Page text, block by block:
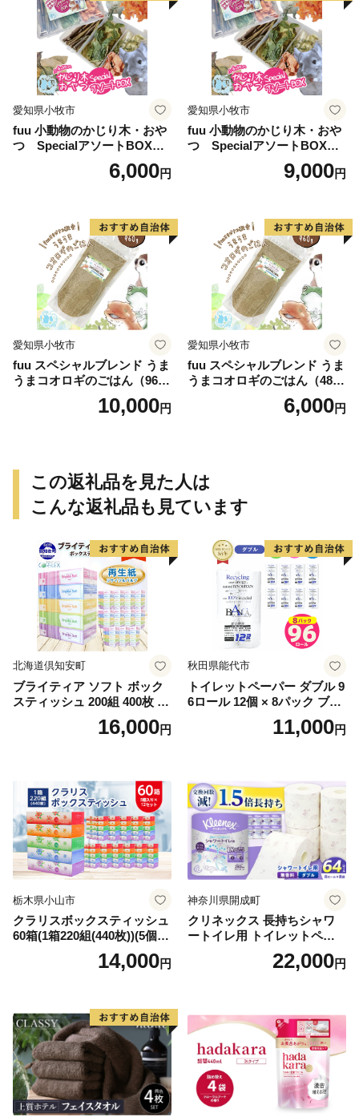
愛知県小牧市
fuu 小動物のかじり木・おや
つ SpecialアソートBOX（1
6,000円
愛知県小牧市
fuu 小動物のかじり木・おや
つ SpecialアソートBOX（2
9,000円
愛知県小牧市
fuu スペシャルブレンド うま
うまコオロギのごはん（960
10,000円
愛知県小牧市
fuu スペシャルブレンド うま
うまコオロギのごはん（480
6,000円
この返礼品を見た人は
こんな返礼品も見ています
北海道倶知安町
ブライティア ソフト ボック
スティッシュ 200組 400枚 60
箱 日本製 まとめ買い ティッ
シュ リサイクル 長持 防災 常
倶知安町 日用品
16,000円
秋田県能代市
トイレットペーパー ダブル 9
6ロール 12個 × 8パック ブラ
ンカ 再生紙 100％ 芯あり 日
用品 消耗品 無香料 生活用品
11,000円
栃木県小山市
クラリスボックスティッシュ
60箱(1箱220組(440枚))(5個入
り×12セット)【1256759】
14,000円
神奈川県開成町
クリネックス 長持ちシャワ
ートイレ用 トイレットペー
パー（ダブル）64ロール(8ロ
ール×8パック) 開成町 トイレ
蓄 防災 エコ 消耗品 生活雑貨
生活用品 無香料 トイレット
ペーパー ダブル といれっと
ぺーぱー トイレ クレシア ト
イレットペーパー [BDBH002
-1]
22,000円